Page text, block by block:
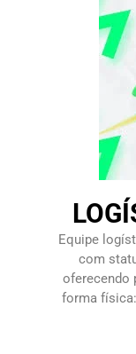
Equipe
com
oferecendo
forma